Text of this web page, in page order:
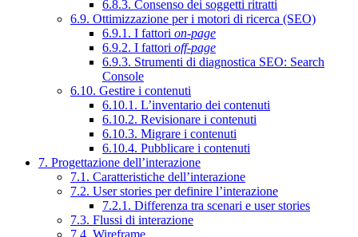
6.8.3. Consenso dei soggetti ritratti
6.9. Ottimizzazione per i motori di ricerca (SEO)
6.9.1. I fattori on-page
6.9.2. I fattori off-page
6.9.3. Strumenti di diagnostica SEO: Search
Console
6.10. Gestire i contenuti
6.10.1. L’inventario dei contenuti
6.10.2. Revisionare i contenuti
6.10.3. Migrare i contenuti
6.10.4. Pubblicare i contenuti
7. Progettazione dell’interazione
7.1. Caratteristiche dell’interazione
7.2. User stories per definire l’interazione
7.2.1. Differenza tra scenari e user stories
7.3. Flussi di interazione
7.4. Wireframe